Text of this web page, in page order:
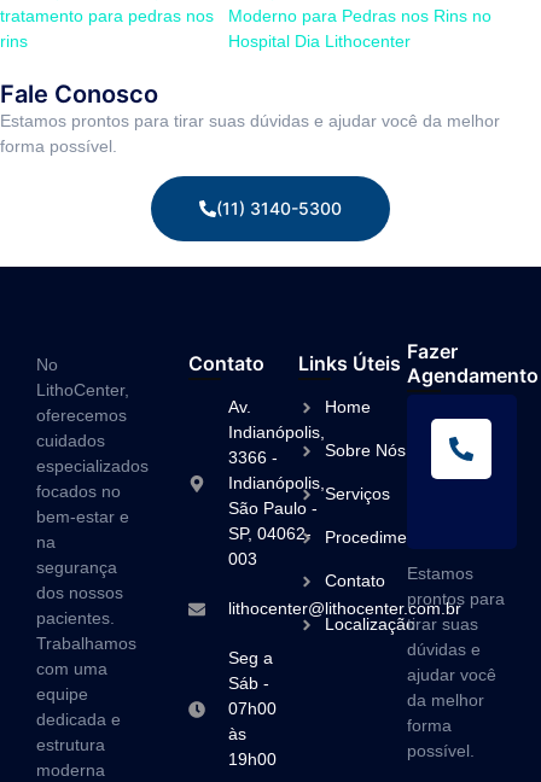
Moderno para Pedras nos Rins no
Hospital Dia Lithocenter
Fale Conosco
Estamos prontos para tirar suas dúvidas e ajudar você da melhor
forma possível.
(11) 3140-5300
No
LithoCenter,
oferecemos
cuidados
especializados
focados no
bem-estar e
na
segurança
dos nossos
pacientes.
Trabalhamos
com uma
equipe
dedicada e
estrutura
moderna
Contato
Av.
Indianópolis,
3366 -
Indianópolis,
São Paulo -
SP, 04062-
003
lithocenter@lithocenter.com.br
Seg a
Sáb -
07h00
às
19h00
Links Úteis
Home
Sobre Nós
Serviços
Procedimentos
Contato
Localização
Fazer
Agendamento
Estamos
prontos para
tirar suas
dúvidas e
ajudar você
da melhor
forma
possível.